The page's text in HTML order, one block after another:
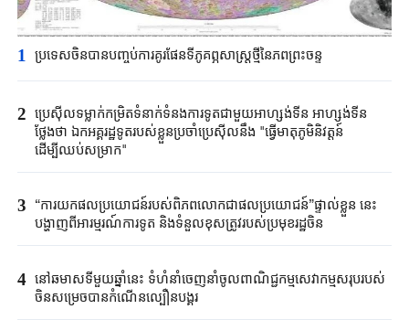
1 ប្រទេសចិនបាន​បញ្ចប់ការគូរផែនទី​ភូគព្ភសាស្ត្រ​ថ្មីនៃភពព្រះចន្ទ​​
2 ប្រេស៊ីល​ទម្លាក់កម្រិត​ទំនាក់ទំនង​ការទូត​ជាមួយអាហ្សង់ទីន ​អាហ្សង់ទីន
ថ្លែងថា ​ឯកអគ្គរដ្ឋទូត​របស់ខ្លួន​ប្រចាំប្រេស៊ីលនឹង​ "​ធ្វើមាតុភូមិនិវត្តន៍​
ដើម្បីឈប់​សម្រាក"​
3
“ការយកផលប្រយោជន៍របស់ពិភពលោកជាផលប្រយោជន៍”ផ្ទាល់ខ្លួន នេះ
បង្ហាញពីអារម្មរណ៍ការទូត និងទំនួលខុសត្រូវរបស់ប្រមុខរដ្ឋចិន
4 នៅឆមាសទីមួយឆ្នាំនេះ ទំហំនាំចេញនាំចូលពាណិជ្ជកម្មសេវាកម្មសរុបរបស់
ចិនសម្រេចបានកំណើនល្បឿនបង្គួរ